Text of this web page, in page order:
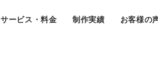
サービス・料金 制作実績 お客様の